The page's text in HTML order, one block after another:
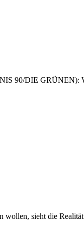
90/DIE GRÜNEN):
wollen, sieht die